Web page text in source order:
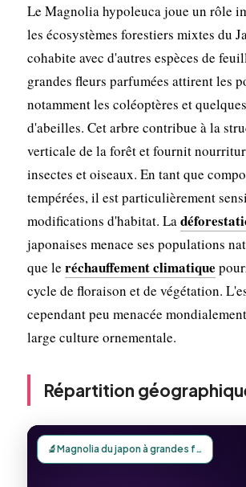
Le Magnolia hypoleuca joue un rôle
les écosystèmes forestiers mixtes du
cohabite avec d'autres espèces de
grandes fleurs parfumées attirent les
notamment les coléoptères et
d'abeilles. Cet arbre contribue à la
verticale de la forêt et fournit
insectes et oiseaux. En tant que
tempérées, il est particulièrement
modifications d'habitat. La
japonaises menace ses populations
que le réchauffement climatique
cycle de floraison et de végétation.
cependant peu menacée
large culture ornementale.
Répartition